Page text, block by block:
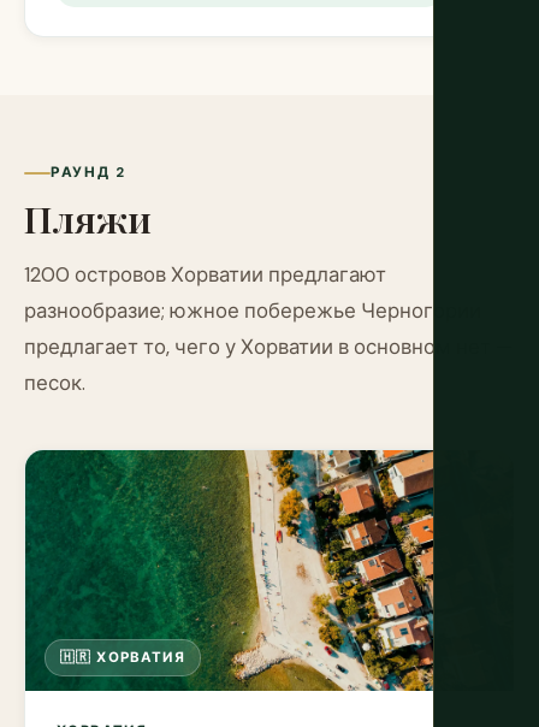
РАУНД 2
Пляжи
1200 островов Хорватии предлагают
разнообразие; южное побережье Черногории
предлагает то, чего у Хорватии в основном нет —
песок.
🇭🇷 ХОРВАТИЯ